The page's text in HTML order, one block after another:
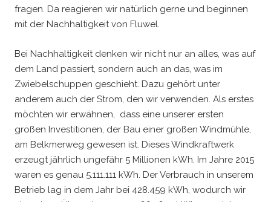
fragen. Da reagieren wir natürlich gerne und beginnen
mit der Nachhaltigkeit von Fluwel.
Bei Nachhaltigkeit denken wir nicht nur an alles, was auf
dem Land passiert, sondern auch an das, was im
Zwiebelschuppen geschieht. Dazu gehört unter
anderem auch der Strom, den wir verwenden. Als erstes
möchten wir erwähnen, dass eine unserer ersten
großen Investitionen, der Bau einer großen Windmühle,
am Belkmerweg gewesen ist. Dieses Windkraftwerk
erzeugt jährlich ungefähr 5 Millionen kWh. Im Jahre 2015
waren es genau 5.111.111 kWh. Der Verbrauch in unserem
Betrieb lag in dem Jahr bei 428.459 kWh, wodurch wir